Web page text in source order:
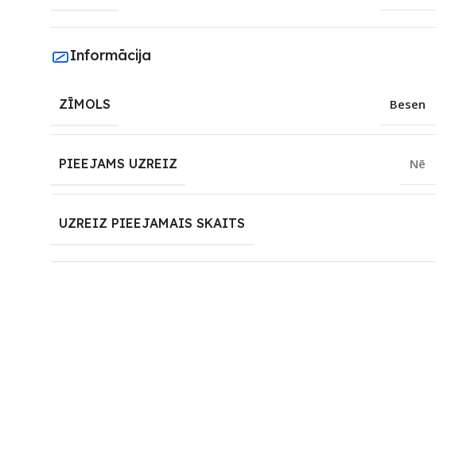
Informācija
ZĪMOLS Besen
PIEEJAMS UZREIZ Nē
UZREIZ PIEEJAMAIS SKAITS